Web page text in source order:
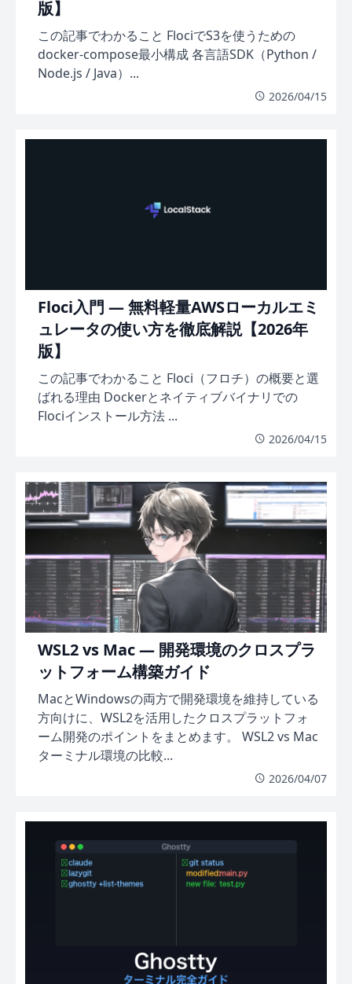
版】
この記事でわかること FlociでS3を使うための
docker-compose最小構成 各言語SDK（Python /
Node.js / Java）...
2026/04/15
Floci入門 — 無料軽量AWSローカルエミ
ュレータの使い方を徹底解説【2026年
版】
この記事でわかること Floci（フロチ）の概要と選
ばれる理由 Dockerとネイティブバイナリでの
Flociインストール方法 ...
2026/04/15
WSL2 vs Mac — 開発環境のクロスプラ
ットフォーム構築ガイド
MacとWindowsの両方で開発環境を維持している
方向けに、WSL2を活用したクロスプラットフォ
ーム開発のポイントをまとめます。 WSL2 vs Mac
ターミナル環境の比較...
2026/04/07